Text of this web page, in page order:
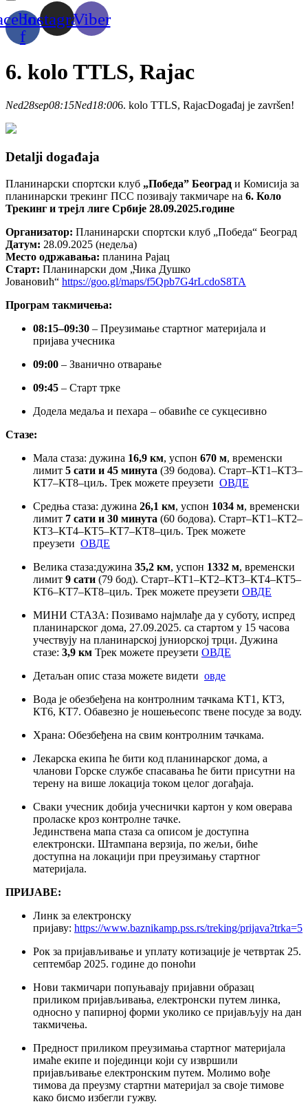
f
InstagramViber
6. kolo TTLS, Rajac
Ned28sep08:15Ned18:006. kolo TTLS, RajacDogađaj je završen!
Detalji događaja
Планинарски спортски клуб „Победа” Београд и Комисија за
планинарски трекинг ПСС позивају такмичаре на 6. Коло
Трекинг и трејл лиге Србије 28.09.2025.године
Организатор: Планинарски спортски клуб „Победа“ Београд
Датум: 28.09.2025 (недеља)
Место одржавања: планина Рајац
Старт: Планинарски дом „Чика Душко
Јовановић“ https://goo.gl/maps/f5Qpb7G4rLcdoS8TA
Програм такмичења:
08:15–09:30 – Преузимање стартног материјала и
пријава учесника
09:00 – Званично отварање
09:45 – Старт трке
Додела медаља и пехара – обавиће се сукцесивно
Стазе:
Мала стаза: дужина 16,9 км, успон 670 м, временски
лимит 5 сати и 45 минута (39 бодова). Старт–КТ1–КТ3–
КТ7–КТ8–циљ. Трек можете преузети ОВДЕ
Средња стаза: дужина 26,1 км, успон 1034 м, временски
лимит 7 сати и 30 минута (60 бодова). Старт–КТ1–КТ2–
КТ3–КТ4–КТ5–КТ7–КТ8–циљ. Трек можете
преузети ОВДЕ
Велика стаза:дужина 35,2 км, успон 1332 м, временски
лимит 9 сати (79 бод). Старт–КТ1–КТ2–КТ3–КТ4–КТ5–
КТ6–КТ7–КТ8–циљ. Трек можете преузети ОВДЕ
МИНИ СТАЗА: Позивамо најмлађе да у суботу, испред
планинарског дома, 27.09.2025. са стартом у 15 часова
учествују на планинарској јуниорској трци. Дужина
стазе: 3,9 км Трек можете преузети ОВДЕ
Детаљан опис стаза можете видети овде
Вода је обезбеђена на контролним тачкама КТ1, КТ3,
КТ6, КТ7. Обавезно је ношењесопс твене посуде за воду.
Храна: Обезбеђена на свим контролним тачкама.
Лекарска екипа ће бити код планинарског дома, а
чланови Горске службе спасавања ће бити присутни на
терену на више локација током целог догађаја.
Сваки учесник добија учеснички картон у ком оверава
проласке кроз контролне тачке.
Јединствена мапа стаза са описом је доступна
електронски. Штампана верзија, по жељи, биће
доступна на локацији при преузимању стартног
материјала.
ПРИЈАВЕ:
Линк за електронску
пријаву: https://www.baznikamp.pss.rs/treking/prijava?trka=5
Рок за пријављивање и уплату котизације је четвртак 25.
септембар 2025. године до поноћи
Нови такмичари попуњавају пријавни образац
приликом пријављивања, електронски путем линка,
односно у папирној форми уколико се пријављују на дан
такмичења.
Предност приликом преузимања стартног материјала
имаће екипе и појединци који су извршили
пријављивање електронским путем. Молимо вође
тимова да преузму стартни материјал за своје тимове
како бисмо избегли гужву.